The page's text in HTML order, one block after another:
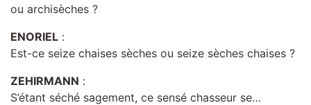
ou archisèches ?
ENORIEL :
Est-ce seize chaises sèches ou seize sèches chaises ?
ZEHIRMANN :
S’étant séché sagement, ce sensé chasseur se…